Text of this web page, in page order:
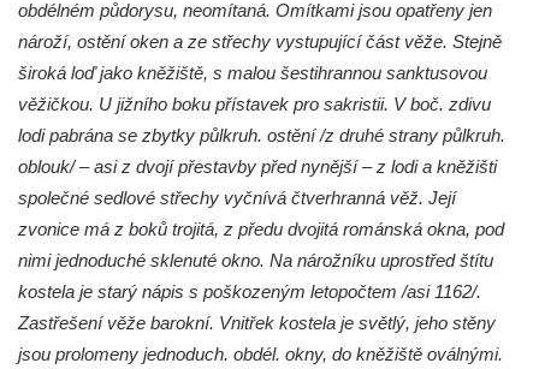
Křížová cesta Římov – IV. kaple – Pustá ves
Křížová cesta Římov – II. kaple – Poslední
večeře Páně
Křížová cesta Římov – I. kaple – Loučení
Ježíše s Pannou Marií
Márnice na hřbitově v Římově
Kaple v Horním Třeboníně
obdélném půdorysu, neomítaná. Omítkami jsou opatřeny jen
nároží, ostění oken a ze střechy vystupující část věže. Stejně
široká loď jako kněžiště, s malou šestihrannou sanktusovou
věžičkou. U jižního boku přístavek pro sakristii. V boč. zdivu
lodi pabrána se zbytky půlkruh. ostění /z druhé strany půlkruh.
oblouk/ – asi z dvojí přestavby před nynější – z lodi a kněžišti
společné sedlové střechy vyčnívá čtverhranná věž. Její
zvonice má z boků trojitá, z předu dvojitá románská okna, pod
nimi jednoduché sklenuté okno. Na nárožníku uprostřed štítu
kostela je starý nápis s poškozeným letopočtem /asi 1162/.
Zastřešení věže barokní. Vnitřek kostela je světlý, jeho stěny
jsou prolomeny jednoduch. obdél. okny, do kněžiště oválnými.